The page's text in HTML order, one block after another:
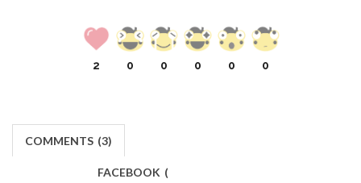
2 0 0 0 0 0
COMMENTS (3)
FACEBOOK (